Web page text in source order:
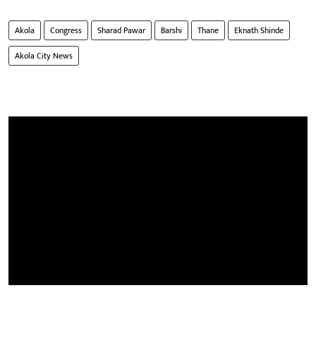
Akola Congress Sharad Pawar Barshi Thane
Eknath Shinde
Akola City News